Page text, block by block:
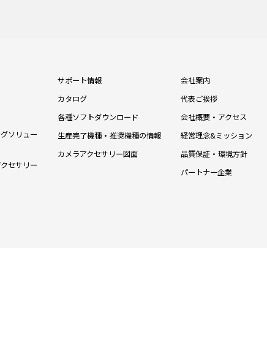
ソリュー
セサリー
サポート情報
カタログ
各種ソフトダウンロード
生産完了機種・推奨機種の情報
カメラアクセサリー図面
会社案内
代表ご挨拶
会社概要・アクセス
経営理念&ミッション
品質保証・環境方針
パートナー企業